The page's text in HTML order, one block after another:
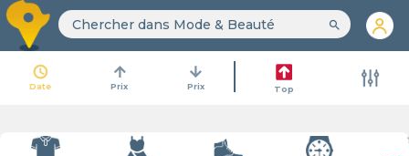
search
access_time
Date
arrow_upward
Prix
arrow_downward
Prix Top